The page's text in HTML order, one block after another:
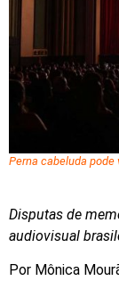
Perna cabeluda pode
Disputas de
audiovisual
Por Mônica